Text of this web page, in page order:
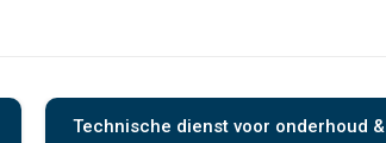
Technische dienst voor onderhoud &